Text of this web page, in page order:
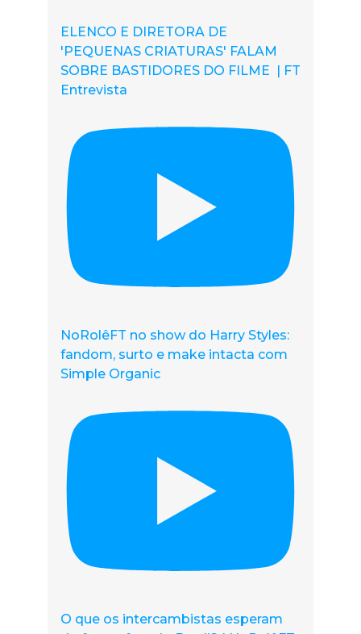
ELENCO E DIRETORA DE
'PEQUENAS CRIATURAS' FALAM
SOBRE BASTIDORES DO FILME | FT
Entrevista
NoRolêFT no show do Harry Styles:
fandom, surto e make intacta com
Simple Organic
O que os intercambistas esperam